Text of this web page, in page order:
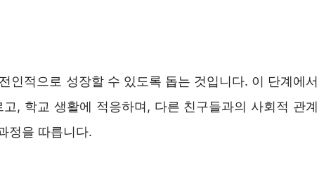
인적으로 성장할 수 있도록 돕는 것입니다. 이 단계에서
, 학교 생활에 적응하며, 다른 친구들과의 사회적 관계
정을 따릅니다.